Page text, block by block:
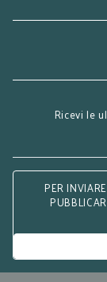
Ricevi le
PER